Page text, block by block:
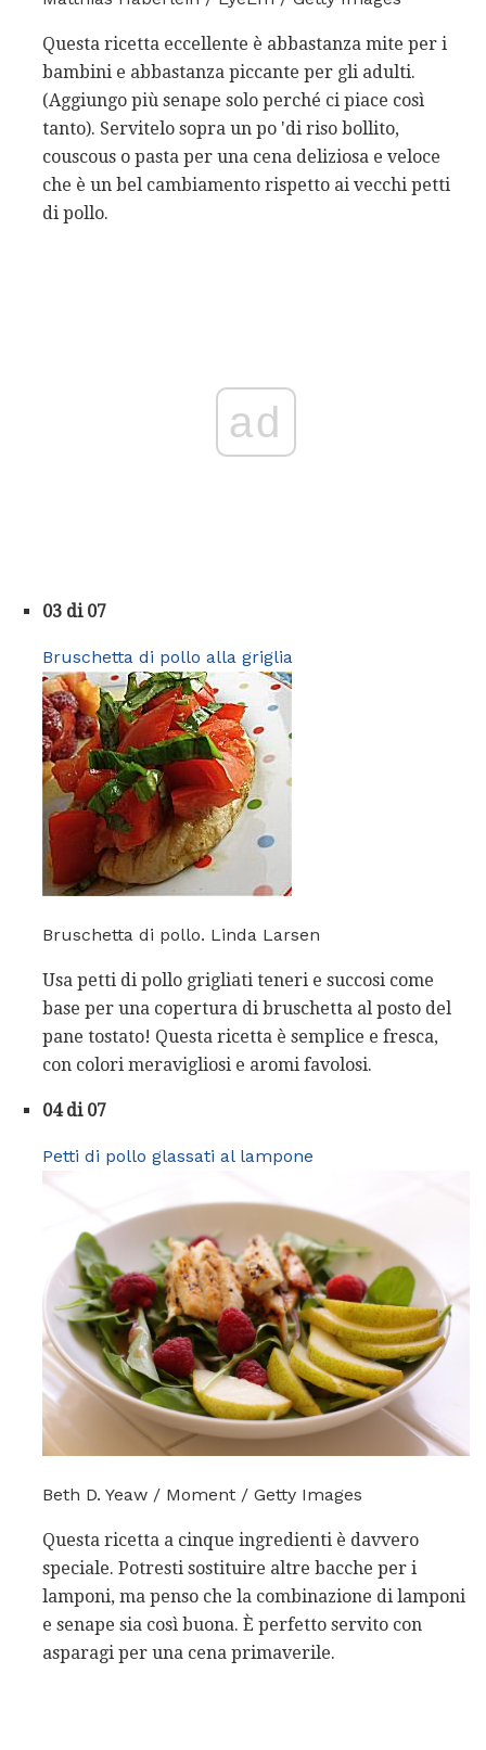
Questa ricetta eccellente è abbastanza mite per i
bambini e abbastanza piccante per gli adulti.
(Aggiungo più senape solo perché ci piace così
tanto). Servitelo sopra un po 'di riso bollito,
couscous o pasta per una cena deliziosa e veloce
che è un bel cambiamento rispetto ai vecchi petti
di pollo.
ad
03 di 07
Bruschetta di pollo alla griglia
Bruschetta di pollo. Linda Larsen
Usa petti di pollo grigliati teneri e succosi come
base per una copertura di bruschetta al posto del
pane tostato! Questa ricetta è semplice e fresca,
con colori meravigliosi e aromi favolosi.
04 di 07
Petti di pollo glassati al lampone
Beth D. Yeaw / Moment / Getty Images
Questa ricetta a cinque ingredienti è davvero
speciale. Potresti sostituire altre bacche per i
lamponi, ma penso che la combinazione di lamponi
e senape sia così buona. È perfetto servito con
asparagi per una cena primaverile.